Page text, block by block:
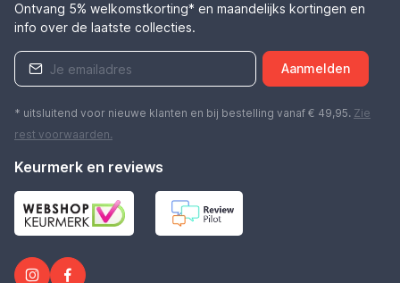
Ontvang 5% welkomstkorting* en maandelijks kortingen en
info over de laatste collecties.
Aanmelden
* uitsluitend voor nieuwe klanten en bij bestelling vanaf € 49,95. Zie
rest voorwaarden.
Keurmerk en reviews